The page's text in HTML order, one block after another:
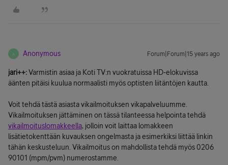
A Anonymous Forum|Forum|15 years ago
jari++:Varmistin asiaa ja Koti TV:n vuokratuissa HD-elokuvissa
äänten pitäisi kuulua normaalisti myös optisten liitäntöjen kautta.
Voit tehdä tästä asiasta vikailmoituksen vikapalveluumme.
Vikailmoituksen jättäminen on tässä tilanteessa helpointa tehdä
vikailmoituslomakkeella, jolloin voit laittaa lomakkeen
lisätietokenttään kuvauksen ongelmasta ja esimerkiksi liittää linkin
tähän keskusteluun. Vikailmoitus on mahdollista tehdä myös 0206
90101 (mpm/pvm) numerostamme.